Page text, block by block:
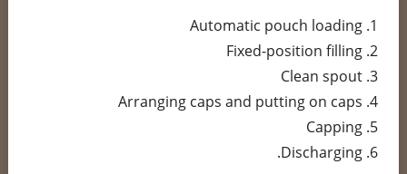
Automatic pouch loading
Fixed-position filling
Clean spout
Arranging caps and putting on caps
Capping
Discharging.